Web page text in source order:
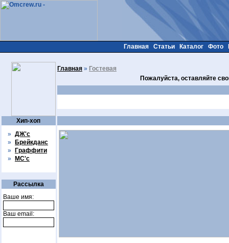
Хип-хоп
» ДЖ'с
»
Брейкданс
»
Граффити
»
МС'с
Рассылка
Ваше имя:
Ваш email:
Главная Статьи Каталог Фото
Главная » Гостевая
Пожалуйста, оставляйте